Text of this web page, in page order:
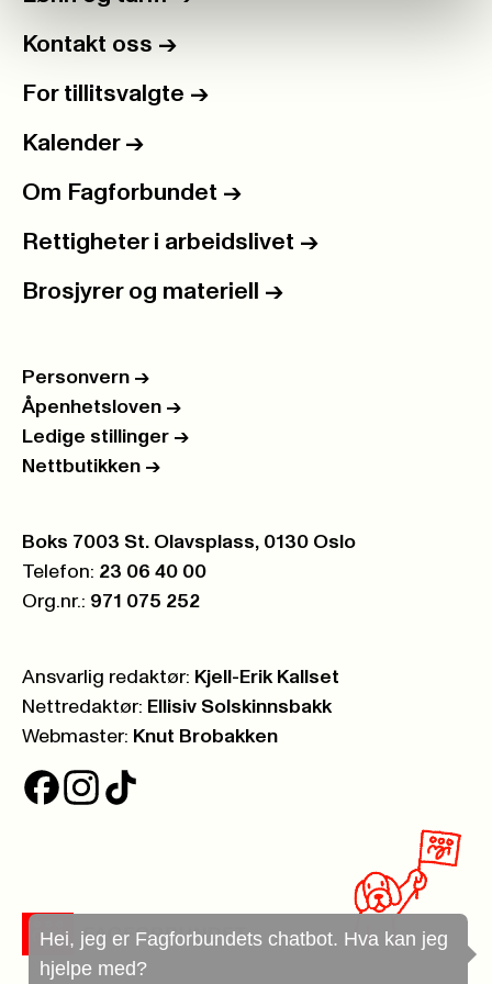
Hei, jeg er Fagforbundets chatbot. Hva kan jeg
hjelpe med?
Kontakt oss ->
For tillitsvalgte ->
Kalender ->
Om Fagforbundet ->
Rettigheter i arbeidslivet ->
Brosjyrer og materiell ->
Personvern ->
Åpenhetsloven ->
Ledige stillinger ->
Nettbutikken ->
Postboks:
Boks 7003 St. Olavsplass, 0130 Oslo
Telefon: 23 06 40 00
Org.nr.: 971 075 252
Ansvarlig redaktør: Kjell-Erik Kallset
Nettredaktør: Ellisiv Solskinnsbakk
Webmaster: Knut Brobakken